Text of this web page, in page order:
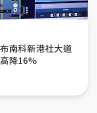
南科新港社大道
降16%